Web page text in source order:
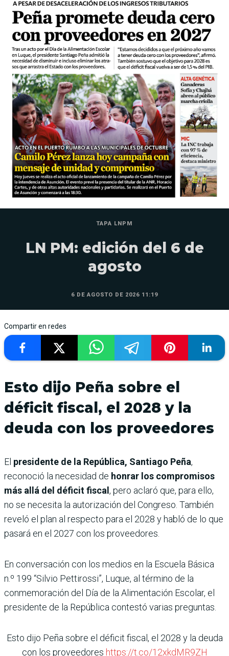
TAPA LNPM
LN PM: edición del 6 de
agosto
6 DE AGOSTO DE 2026 11:19
Compartir en redes
Esto dijo Peña sobre el
déficit fiscal, el 2028 y la
deuda con los proveedores
El presidente de la República, Santiago Peña,
reconoció la necesidad de honrar los compromisos
más allá del déficit fiscal, pero aclaró que, para ello,
no se necesita la autorización del Congreso. También
reveló el plan al respecto para el 2028 y habló de lo que
pasará en el 2027 con los proveedores.
En conversación con los medios en la Escuela Básica
n.º 199 “Silvio Pettirossi”, Luque, al término de la
conmemoración del Día de la Alimentación Escolar, el
presidente de la República contestó varias preguntas.
Esto dijo Peña sobre el déficit fiscal, el 2028 y la deuda
con los proveedores https://t.co/12xkdMR9ZH